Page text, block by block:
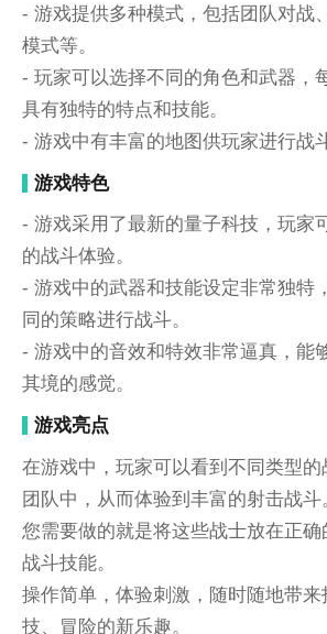
- 游戏提供多种模式，包括团队对战
模式等。
- 玩家可以选择不同的角色和武器，
具有独特的特点和技能。
- 游戏中有丰富的地图供玩家进行战斗
游戏特色
- 游戏采用了最新的量子科技，玩家
的战斗体验。
- 游戏中的武器和技能设定非常独特
同的策略进行战斗。
- 游戏中的音效和特效非常逼真，能
其境的感觉。
游戏亮点
在游戏中，玩家可以看到不同类型
团队中，从而体验到丰富的射击战斗
您需要做的就是将这些战士放在正
战斗技能。
操作简单，体验刺激，随时随地带
技、冒险的新乐趣。